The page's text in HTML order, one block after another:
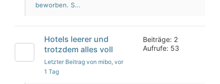
beworben. S...
Hotels leerer und
trotzdem alles voll
Letzter Beitrag von mibo, vor
1 Tag
Beiträge: 2
Aufrufe: 53